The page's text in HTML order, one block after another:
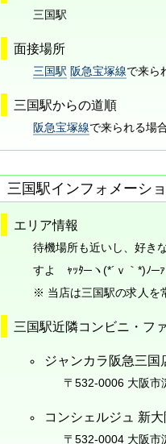
三国駅
面接場所
三国駅 阪急宝塚線で来ら
三国駅からの道順
阪急宝塚線で来られる場合
三国駅インフォメーシ
エリア情報
待機場所も近いし、好き
すよ ｬｯﾀ─ヽ(*´ｖ｀*)ﾉ─ｧ
※ 当店は三国駅の求人を
三国駅近隣コンビニ・フ
ジャンカラ阪急三国
〒532-0006 大阪
コンシェルジュ 新
〒532-0004 大阪